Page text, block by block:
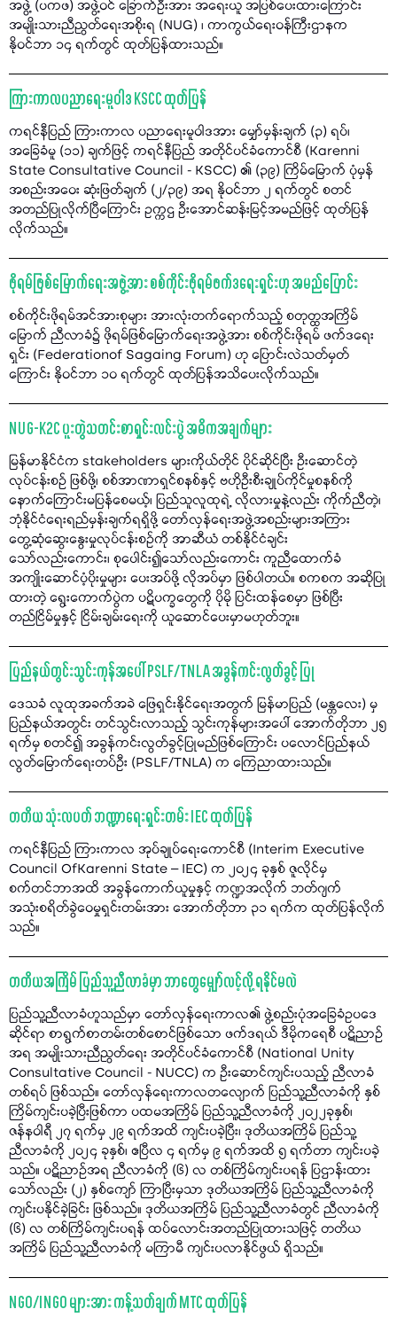
အဖွဲ့ (ပကဖ) အဖွဲ့ဝင် ခြောက်ဦးအား အရေးယူ အပြစ်ပေးထားကြောင်း
အမျိုးသားညီညွတ်ရေးအစိုးရ (NUG) ၊ ကာကွယ်ရေးဝန်ကြီးဌာနက
နိုဝင်ဘာ ၁၄ ရက်တွင် ထုတ်ပြန်ထားသည်။
ကြားကာလပညာရေးမူဝါဒ KSCC ထုတ်ပြန်
ကရင်နီပြည် ကြားကာလ ပညာရေးမူဝါဒအား မျှော်မှန်းချက် (၃) ရပ်၊
အခြေခံမူ (၁၁) ချက်ဖြင့် ကရင်နီပြည် အတိုင်ပင်ခံကောင်စီ (Karenni
State Consultative Council - KSCC) ၏ (၃၉) ကြိမ်မြောက် ပုံမှန်
အစည်းအဝေး ဆုံးဖြတ်ချက် (၂/၃၉) အရ နိုဝင်ဘာ ၂ ရက်တွင် စတင်
အတည်ပြုလိုက်ပြီကြောင်း ဥက္ကဌ ဦးအောင်ဆန်းမြင့်အမည်ဖြင့် ထုတ်ပြန်
လိုက်သည်။
ဖိုရမ်ဖြစ်မြောက်ရေးအဖွဲ့အား စစ်ကိုင်းဖိုရမ်ဖက်ဒရေးရှင်းဟု အမည်ပြောင်း
စစ်ကိုင်းဖိုရမ်အင်အားစုများ အားလုံးတက်ရောက်သည့် စတုတ္ထအကြိမ်
မြောက် ညီလာခံ၌ ဖိုရမ်ဖြစ်မြောက်ရေးအဖွဲ့အား စစ်ကိုင်းဖိုရမ် ဖက်ဒရေး
ရှင်း (Federationof Sagaing Forum) ဟု ပြောင်းလဲသတ်မှတ်
ကြောင်း နိုဝင်ဘာ ၁၀ ရက်တွင် ထုတ်ပြန်အသိပေးလိုက်သည်။
NUG-K2C ပူးတွဲသတင်းစာရှင်းလင်းပွဲ အဓိကအချက်များ
မြန်မာနိုင်ငံက stakeholders များကိုယ်တိုင် ပိုင်ဆိုင်ပြီး ဦးဆောင်တဲ့
လုပ်ငန်းစဉ် ဖြစ်ဖို့၊ စစ်အာဏာရှင်စနစ်နှင့် ဗဟိုဦးစီးချုပ်ကိုင်မှုစနစ်ကို
နောက်ကြောင်းမပြန်စေမယ့်၊ ပြည်သူလူထုရဲ့ လိုလားမှုနဲ့လည်း ကိုက်ညီတဲ့၊
ဘုံနိုင်ငံရေးရည်မှန်းချက်ရရှိဖို့ တော်လှန်ရေးအဖွဲ့အစည်းများအကြား
တွေ့ဆုံဆွေးနွေးမှုလုပ်ငန်းစဥ်ကို အာဆီယံ တစ်နိုင်ငံချင်း
သော်လည်းကောင်း၊ စုပေါင်း၍သော်လည်းကောင်း ကူညီထောက်ခံ
အကျိုးဆောင်ပံ့ပိုးမှုများ ပေးအပ်ဖို့ လိုအပ်မှာ ဖြစ်ပါတယ်။ စကစက အဆိုပြု
ထားတဲ့ ရွေးကောက်ပွဲက ပဋိပက္ခတွေကို ပိုမို ပြင်းထန်စေမှာ ဖြစ်ပြီး
တည်ငြိမ်မှုနှင့် ငြိမ်းချမ်းရေးကို ယူဆောင်ပေးမှာမဟုတ်ဘူး။
ပြည်နယ်တွင်းသွင်းကုန်အပေါ် PSLF/TNLA အခွန်ကင်းလွတ်ခွင့် ပြု
ဒေသခံ လူထုအခက်အခဲ ဖြေရှင်းနိုင်ရေးအတွက် မြန်မာပြည် (မန္တလေး) မှ
ပြည်နယ်အတွင်း တင်သွင်းလာသည့် သွင်းကုန်များအပေါ် အောက်တိုဘာ ၂၅
ရက်မှ စတင်၍ အခွန်ကင်းလွတ်ခွင့်ပြုမည်ဖြစ်ကြောင်း ပလောင်ပြည်နယ်
လွတ်မြောက်ရေးတပ်ဦး (PSLF/TNLA) က ကြေညာထားသည်။
တတိယ သုံးလပတ် ဘဏ္ဍာရေးရှင်းတမ်း IEC ထုတ်ပြန်
ကရင်နီပြည် ကြားကာလ အုပ်ချုပ်ရေးကောင်စီ (Interim Executive
Council OfKarenni State – IEC) က ၂၀၂၄ ခုနှစ် ဇူလိုင်မှ
စက်တင်ဘာအထိ အခွန်ကောက်ယူမှုနှင့် ကဏ္ဍအလိုက် ဘတ်ဂျက်
အသုံးစရိတ်ခွဲဝေမှုရှင်းတမ်းအား အောက်တိုဘာ ၃၁ ရက်က ထုတ်ပြန်လိုက်
သည်။
တတိယအကြိမ် ပြည်သူ့ညီလာခံမှာ ဘာတွေမျှော်လင့်လို့ ရနိုင်မလဲ
ပြည်သူ့ညီလာခံဟူသည်မှာ တော်လှန်ရေးကာလ၏ ဖွဲ့စည်းပုံအခြေခံဥပဒေ
ဆိုင်ရာ စာရွက်စာတမ်းတစ်စောင်ဖြစ်သော ဖက်ဒရယ် ဒီမိုကရေစီ ပဋိညာဉ်
အရ အမျိုးသားညီညွတ်ရေး အတိုင်ပင်ခံကောင်စီ (National Unity
Consultative Council - NUCC) က ဦးဆောင်ကျင်းပသည့် ညီလာခံ
တစ်ရပ် ဖြစ်သည်။ တော်လှန်ရေးကာလတလျောက် ပြည်သူ့ညီလာခံကို နှစ်
ကြိမ်ကျင်းပခဲ့ပြီးဖြစ်ကာ ပထမအကြိမ် ပြည်သူ့ညီလာခံကို ၂၀၂၂ခုနှစ်၊
ဇန်နဝါရီ ၂၇ ရက်မှ ၂၉ ရက်အထိ ကျင်းပခဲ့ပြီး၊ ဒုတိယအကြိမ် ပြည်သူ့
ညီလာခံကို ၂၀၂၄ ခုနှစ်၊ ဧပြီလ ၄ ရက်မှ ၉ ရက်အထိ ၅ ရက်တာ ကျင်းပခဲ့
သည်။ ပဋိညာဉ်အရ ညီလာခံကို (၆) လ တစ်ကြိမ်ကျင်းပရန် ပြဌာန်းထား
သော်လည်း (၂) နှစ်ကျော် ကြာပြီးမှသာ ဒုတိယအကြိမ် ပြည်သူ့ညီလာခံကို
ကျင်းပနိုင်ခဲ့ခြင်း ဖြစ်သည်။ ဒုတိယအကြိမ် ပြည်သူ့ညီလာခံတွင် ညီလာခံကို
(၆) လ တစ်ကြိမ်ကျင်းပရန် ထပ်လောင်းအတည်ပြုထားသဖြင့် တတိယ
အကြိမ် ပြည်သူ့ညီလာခံကို မကြာမီ ကျင်းပလာနိုင်ဖွယ် ရှိသည်။
NGO/INGO များအား ကန့်သတ်ချက် MTC ထုတ်ပြန်